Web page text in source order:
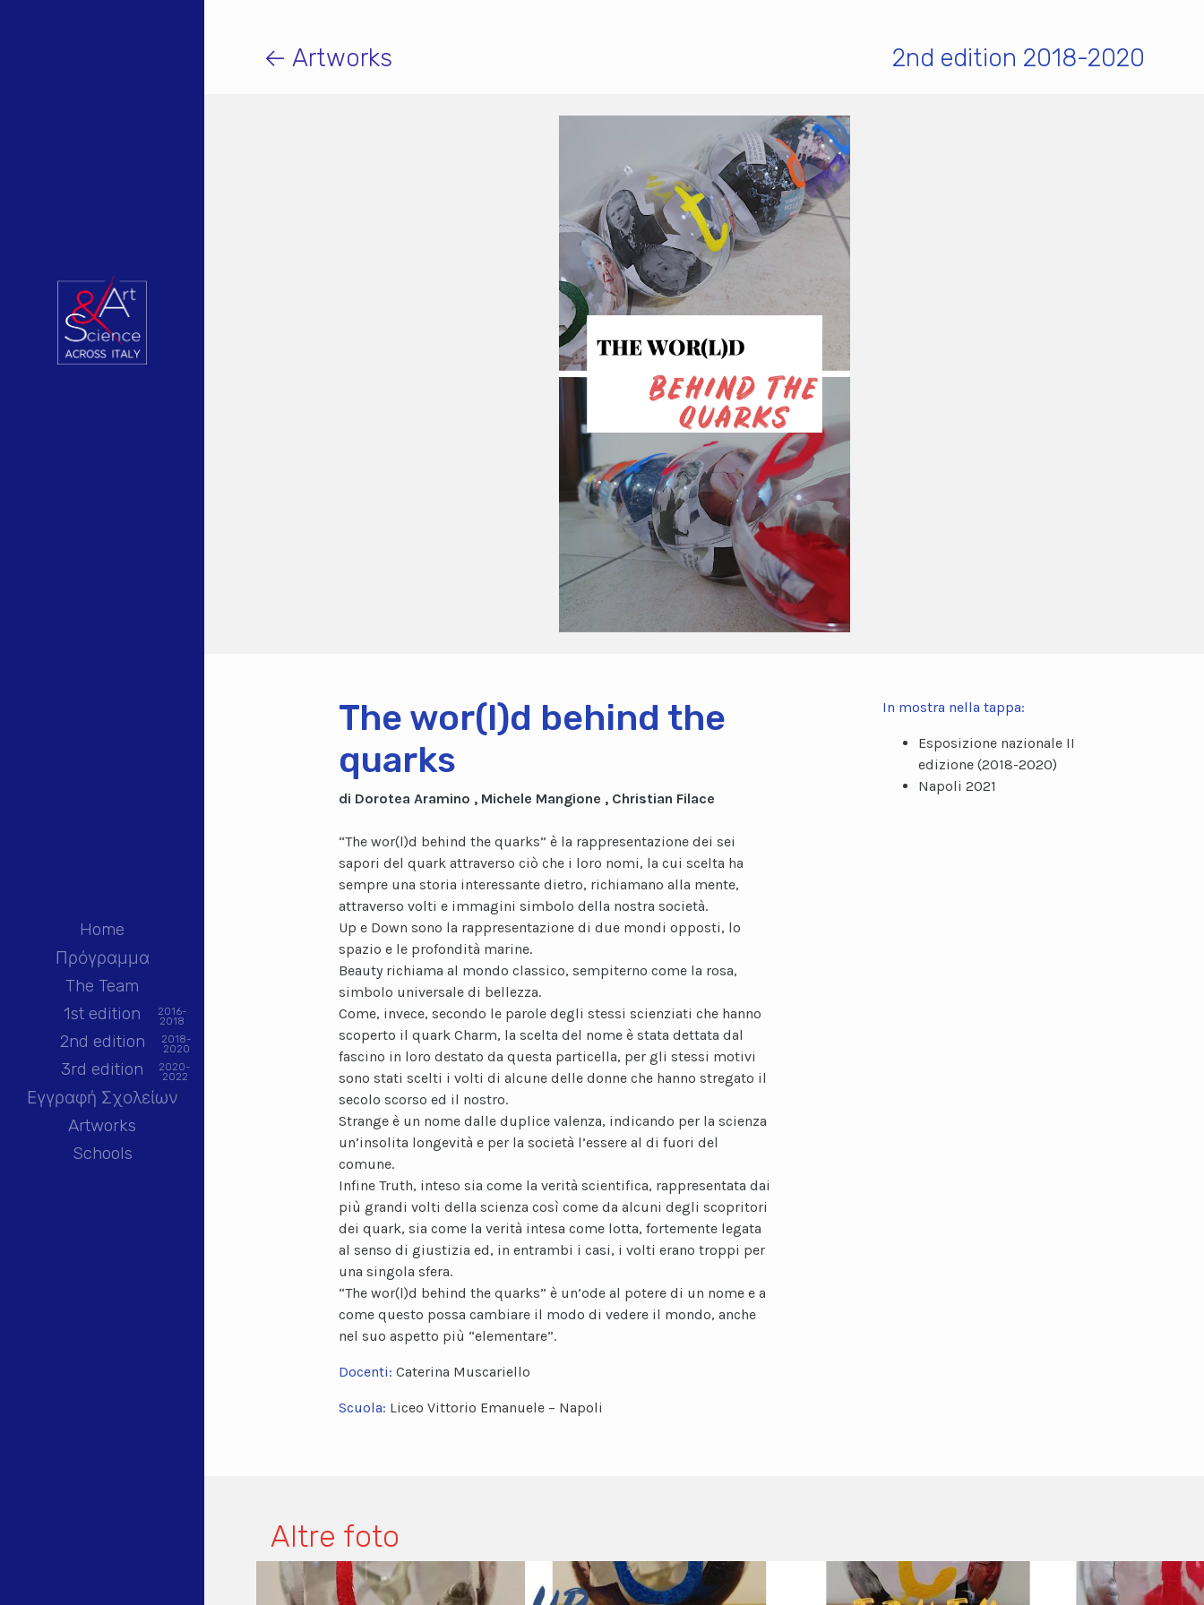
Home
Πρόγραμμα
The Team
1st edition
2016-
2018
2nd edition 2018-
2020
3rd edition 2020-
2022
Εγγραφή Σχολείων
Artworks
Schools
← Artworks 2nd edition 2018-2020
The wor(l)d behind the
quarks
di Dorotea Aramino , Michele Mangione , Christian Filace
“The wor(l)d behind the quarks” è la rappresentazione dei sei
sapori del quark attraverso ciò che i loro nomi, la cui scelta ha
sempre una storia interessante dietro, richiamano alla mente,
attraverso volti e immagini simbolo della nostra società.
Up e Down sono la rappresentazione di due mondi opposti, lo
spazio e le profondità marine.
Beauty richiama al mondo classico, sempiterno come la rosa,
simbolo universale di bellezza.
Come, invece, secondo le parole degli stessi scienziati che hanno
scoperto il quark Charm, la scelta del nome è stata dettata dal
fascino in loro destato da questa particella, per gli stessi motivi
sono stati scelti i volti di alcune delle donne che hanno stregato il
secolo scorso ed il nostro.
Strange è un nome dalle duplice valenza, indicando per la scienza
un’insolita longevità e per la società l’essere al di fuori del
comune.
Infine Truth, inteso sia come la verità scientifica, rappresentata dai
più grandi volti della scienza così come da alcuni degli scopritori
dei quark, sia come la verità intesa come lotta, fortemente legata
al senso di giustizia ed, in entrambi i casi, i volti erano troppi per
una singola sfera.
“The wor(l)d behind the quarks” è un’ode al potere di un nome e a
come questo possa cambiare il modo di vedere il mondo, anche
nel suo aspetto più “elementare”.
Docenti: Caterina Muscariello
Scuola: Liceo Vittorio Emanuele – Napoli
In mostra nella tappa:
Esposizione nazionale II
edizione (2018-2020)
Napoli 2021
Altre foto